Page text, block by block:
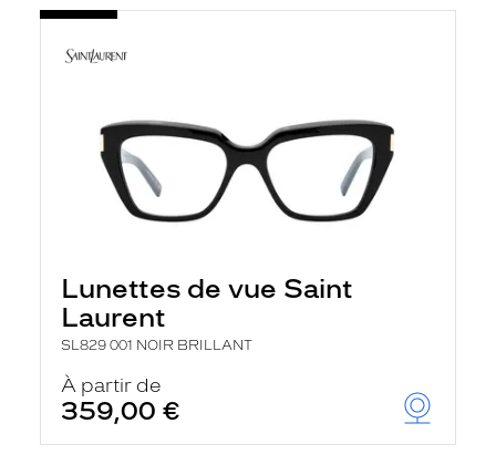
Lunettes de vue Saint
Laurent
SL829 001 NOIR BRILLANT
À partir de
359,00 €